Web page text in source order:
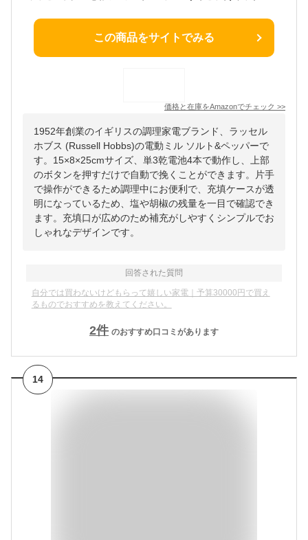
この商品をサイトでみる
価格と在庫をAmazonでチェック >>
1952年創業のイギリスの調理家電ブランド、ラッセル
ホブス (Russell Hobbs)の電動ミル ソルト&ペッパーで
す。15×8×25cmサイズ、単3乾電池4本で動作し、上部
のボタンを押すだけで自動で挽くことができます。片手
で操作ができるため調理中にお便利で、充填ケースが透
明になっているため、塩や胡椒の残量を一目で確認でき
ます。充填口が広めのため補充がしやすくシンプルでお
しゃれなデザインです。
回答された質問
自分では買わないけどもらって嬉しい家電｜予算30000円で買え
るものでおすすめを教えてください。
2件 のおすすめ口コミがあります
14